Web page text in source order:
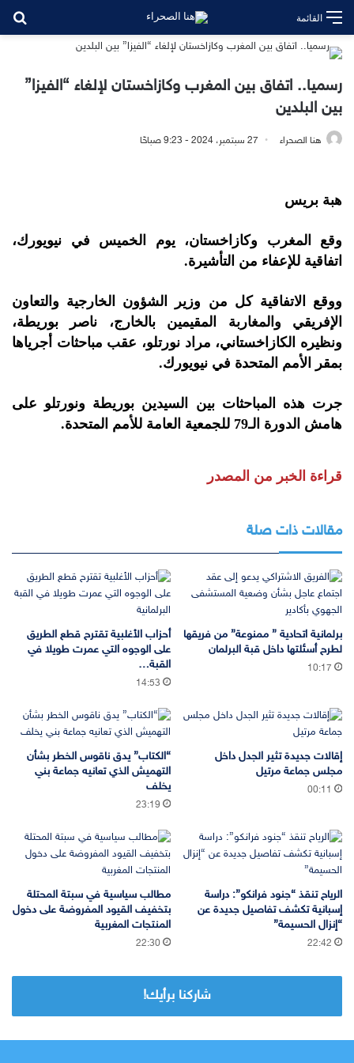
القائمة
رسميا.. اتفاق بين المغرب وكازاخستان لإلغاء “الفيزا”
بين البلدين
هنا الصحراء 27 سبتمبر، 2024 - 9:23 صباحًا
هبة بريس
وقع المغرب وكازاخستان، يوم الخميس في نيويورك،
اتفاقية للإعفاء من التأشيرة.
ووقع الاتفاقية كل من وزير الشؤون الخارجية والتعاون
الإفريقي والمغاربة المقيمين بالخارج، ناصر بوريطة،
ونظيره الكازاخستاني، مراد نورتلو، عقب مباحثات أجرياها
بمقر الأمم المتحدة في نيويورك.
جرت هذه المباحثات بين السيدين بوريطة ونورتلو على
هامش الدورة الـ79 للجمعية العامة للأمم المتحدة.
قراءة الخبر من المصدر
مقالات ذات صلة
برلمانية اتحادية ” ممنوعة” من فريقها
لطرح أسئلتها داخل قبة البرلمان
10:17
أحزاب الأغلبية تقترح قطع الطريق
على الوجوه التي عمرت طويلا في
القبة…
14:53
إقالات جديدة تثير الجدل داخل
مجلس جماعة مرتيل
00:11
“الكتاب” يدق ناقوس الخطر بشأن
التهميش الذي تعانيه جماعة بني
يخلف
23:19
الرياح تنقذ “جنود فرانكو”: دراسة
إسبانية تكشف تفاصيل جديدة عن
“إنزال الحسيمة”
22:42
مطالب سياسية في سبتة المحتلة
بتخفيف القيود المفروضة على دخول
المنتجات المغربية
22:30
شاركنا برأيك!